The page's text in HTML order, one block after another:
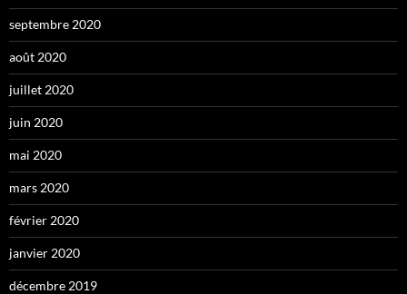
septembre 2020
août 2020
juillet 2020
juin 2020
mai 2020
mars 2020
février 2020
janvier 2020
décembre 2019